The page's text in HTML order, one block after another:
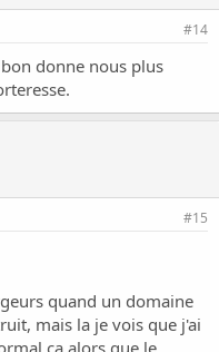
#14
donne nous plus
#15
quand un domaine
mais la je vois que j'ai
ça alors que le